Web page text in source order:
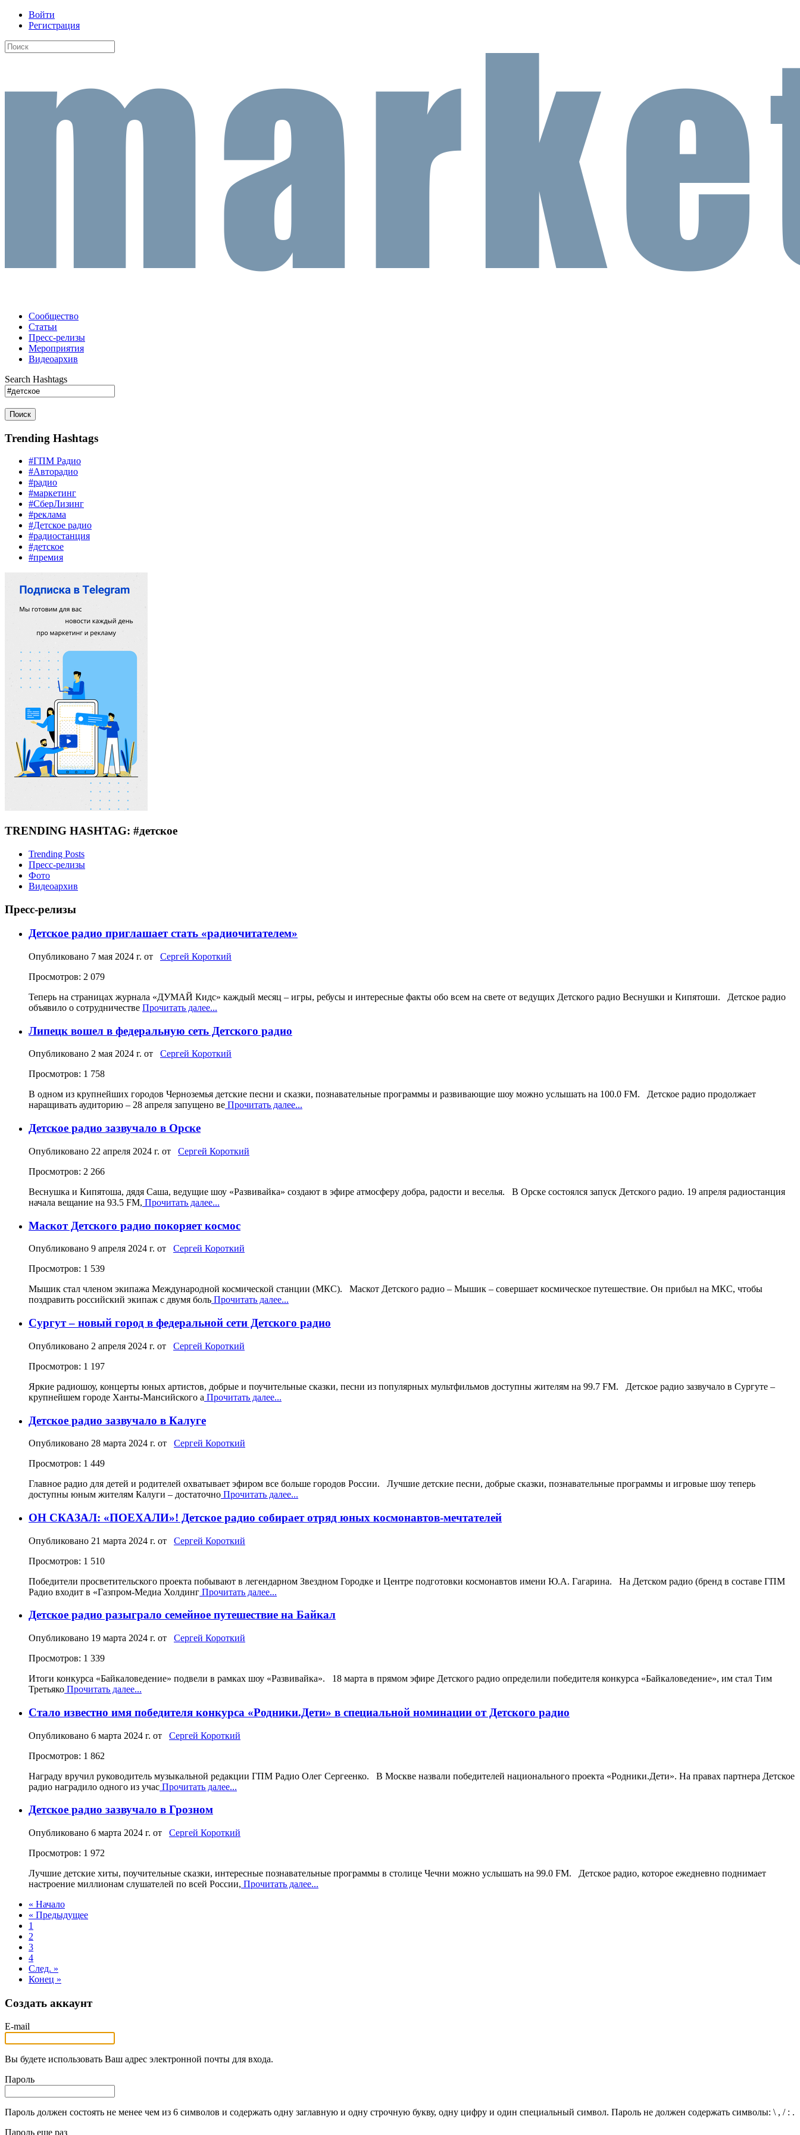
Войти
Регистрация
Сообщество
Статьи
Пресс-релизы
Мероприятия
Видеоархив
Search Hashtags
Поиск
Trending Hashtags
#ГПМ Радио
#Авторадио
#радио
#маркетинг
#СберЛизинг
#реклама
#Детское радио
#радиостанция
#детское
#премия
TRENDING HASHTAG: #детское
Trending Posts
Пресс-релизы
Фото
Видеоархив
Пресс-релизы
Детское радио приглашает стать «радиочитателем»
Опубликовано 7 мая 2024 г. от Сергей Короткий
Просмотров: 2 079
Теперь на страницах журнала «ДУМАЙ Кидс» каждый месяц – игры, ребусы и интересные факты обо всем на свете от ведущих Детского радио Веснушки и Кипятоши. Детское радио
объявило о сотрудничестве Прочитать далее...
Липецк вошел в федеральную сеть Детского радио
Опубликовано 2 мая 2024 г. от Сергей Короткий
Просмотров: 1 758
В одном из крупнейших городов Черноземья детские песни и сказки, познавательные программы и развивающие шоу можно услышать на 100.0 FM. Детское радио продолжает
наращивать аудиторию – 28 апреля запущено ве Прочитать далее...
Детское радио зазвучало в Орске
Опубликовано 22 апреля 2024 г. от Сергей Короткий
Просмотров: 2 266
Веснушка и Кипятоша, дядя Саша, ведущие шоу «Развивайка» создают в эфире атмосферу добра, радости и веселья. В Орске состоялся запуск Детского радио. 19 апреля радиостанция
начала вещание на 93.5 FM, Прочитать далее...
Маскот Детского радио покоряет космос
Опубликовано 9 апреля 2024 г. от Сергей Короткий
Просмотров: 1 539
Мышик стал членом экипажа Международной космической станции (МКС). Маскот Детского радио – Мышик – совершает космическое путешествие. Он прибыл на МКС, чтобы
поздравить российский экипаж с двумя боль Прочитать далее...
Сургут – новый город в федеральной сети Детского радио
Опубликовано 2 апреля 2024 г. от Сергей Короткий
Просмотров: 1 197
Яркие радиошоу, концерты юных артистов, добрые и поучительные сказки, песни из популярных мультфильмов доступны жителям на 99.7 FM. Детское радио зазвучало в Сургуте –
крупнейшем городе Ханты-Мансийского а Прочитать далее...
Детское радио зазвучало в Калуге
Опубликовано 28 марта 2024 г. от Сергей Короткий
Просмотров: 1 449
Главное радио для детей и родителей охватывает эфиром все больше городов России. Лучшие детские песни, добрые сказки, познавательные программы и игровые шоу теперь
доступны юным жителям Калуги – достаточно Прочитать далее...
ОН СКАЗАЛ: «ПОЕХАЛИ»! Детское радио собирает отряд юных космонавтов-мечтателей
Опубликовано 21 марта 2024 г. от Сергей Короткий
Просмотров: 1 510
Победители просветительского проекта побывают в легендарном Звездном Городке и Центре подготовки космонавтов имени Ю.А. Гагарина. На Детском радио (бренд в составе ГПМ
Радио входит в «Газпром-Медиа Холдинг Прочитать далее...
Детское радио разыграло семейное путешествие на Байкал
Опубликовано 19 марта 2024 г. от Сергей Короткий
Просмотров: 1 339
Итоги конкурса «Байкаловедение» подвели в рамках шоу «Развивайка». 18 марта в прямом эфире Детского радио определили победителя конкурса «Байкаловедение», им стал Тим
Третьяко Прочитать далее...
Стало известно имя победителя конкурса «Родники.Дети» в специальной номинации от Детского радио
Опубликовано 6 марта 2024 г. от Сергей Короткий
Просмотров: 1 862
Награду вручил руководитель музыкальной редакции ГПМ Радио Олег Сергеенко. В Москве назвали победителей национального проекта «Родники.Дети». На правах партнера Детское
радио наградило одного из учас Прочитать далее...
Детское радио зазвучало в Грозном
Опубликовано 6 марта 2024 г. от Сергей Короткий
Просмотров: 1 972
Лучшие детские хиты, поучительные сказки, интересные познавательные программы в столице Чечни можно услышать на 99.0 FM. Детское радио, которое ежедневно поднимает
настроение миллионам слушателей по всей России, Прочитать далее...
« Начало
« Предыдущее
1
2
3
4
След. »
Конец »
Создать аккаунт
E-mail
Вы будете использовать Ваш адрес электронной почты для входа.
Пароль
Пароль должен состоять не менее чем из 6 символов и содержать одну заглавную и одну строчную букву, одну цифру и один специальный символ. Пароль не должен содержать символы: \ , / : .
Пароль еще раз